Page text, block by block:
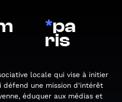
*pa
ris
locale qui vise à initier
défend une mission d'intérêt
éduquer aux médias et